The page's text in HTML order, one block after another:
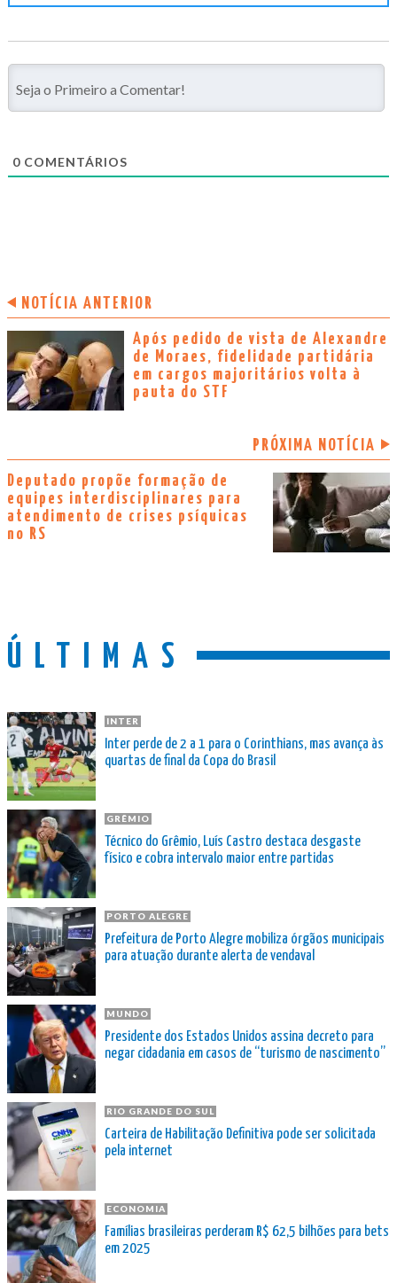
0 COMENTÁRIOS
NOTÍCIA ANTERIOR
Após pedido de vista de Alexandre
de Moraes, fidelidade partidária
em cargos majoritários volta à
pauta do STF
PRÓXIMA NOTÍCIA
Deputado propõe formação de
equipes interdisciplinares para
atendimento de crises psíquicas
no RS
ÚLTIMAS
INTER
Inter perde de 2 a 1 para o Corinthians, mas avança às
quartas de final da Copa do Brasil
GRÊMIO
Técnico do Grêmio, Luís Castro destaca desgaste
físico e cobra intervalo maior entre partidas
PORTO ALEGRE
Prefeitura de Porto Alegre mobiliza órgãos municipais
para atuação durante alerta de vendaval
MUNDO
Presidente dos Estados Unidos assina decreto para
negar cidadania em casos de “turismo de nascimento”
RIO GRANDE DO SUL
Carteira de Habilitação Definitiva pode ser solicitada
pela internet
ECONOMIA
Famílias brasileiras perderam R$ 62,5 bilhões para bets
em 2025